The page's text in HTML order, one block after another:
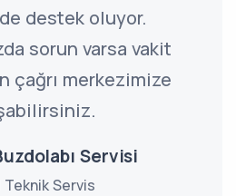
destek oluyor.
sorun varsa vakit
çağrı merkezimize
Servisi
Teknik Servis